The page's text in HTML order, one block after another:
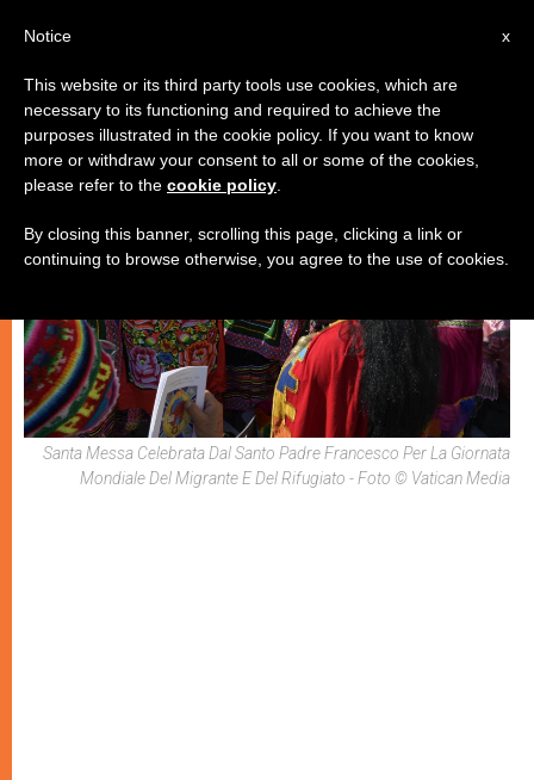
ECOLOGIA ,PAPI
Santa Messa Celebrata Dal Santo Padre Francesco Per La Giornata
Mondiale Del Migrante E Del Rifugiato - Foto © Vatican Media
x
Notice
This website or its third party tools use cookies, which are
necessary to its functioning and required to achieve the
purposes illustrated in the cookie policy. If you want to know
more or withdraw your consent to all or some of the cookies,
please refer to the cookie policy
By closing this banner, scrolling this page, clicking a link or
continuing to browse otherwise, you agree to the use of cookies.